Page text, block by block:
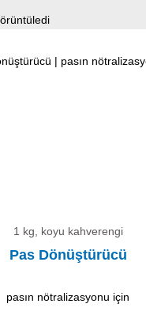
1 kg, koyu kahverengi
Pas Dönüştürücü
pasın nötralizasyonu için